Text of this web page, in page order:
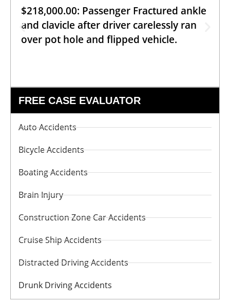
$218,000.00: Passenger Fractured ankle
and clavicle after driver carelessly ran
over pot hole and flipped vehicle.
FREE CASE EVALUATOR
Auto Accidents
Bicycle Accidents
Boating Accidents
Brain Injury
Construction Zone Car Accidents
Cruise Ship Accidents
Distracted Driving Accidents
Drunk Driving Accidents